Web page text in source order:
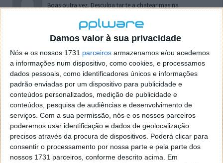
Damos valor à sua privacidade
Nós e os nossos 1731 parceiros armazenamos e/ou acedemos
a informações num dispositivo, como cookies, e processamos
dados pessoais, como identificadores únicos e informações
padrão enviadas por um dispositivo para publicidade e
conteúdos personalizados, medição de publicidade e
conteúdos, pesquisa de audiências e desenvolvimento de
serviços. Com a sua permissão, nós e os nossos parceiros
poderemos usar identificação e dados de geolocalização
precisos através da procura de dispositivos. Poderá clicar para
consentir o processamento por nossa parte e pela parte dos
nossos 1731 parceiros, conforme descrito acima. Em
Boas outra vez. Desculpa tar te a chatear mas na
o firefox como browser predefenido
de control tudo e nada. Tou a comecar a desesperar, ate ja
tentei apagar o explorer na tentativa de forçar o uso do
firefox mas em vao. Kaso te lembres de outra dica fico
agradecido, caso contrario obrigado a mesma
Responder
Vítor M.
7 de Novembro de 2005 às 01:39
@Reporter
Desculpa mas o link funciona. Seja como for segue por mail
o MSn Messenger 8.
Responder